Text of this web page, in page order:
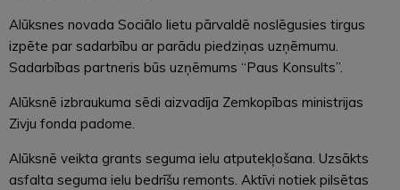
Alūksnes novada Sociālo lietu pārvaldē noslēgusies tirgus
izpēte par sadarbību ar parādu piedziņas uzņēmumu.
Sadarbības partneris būs uzņēmums “Paus Konsults”.
Alūksnē izbraukuma sēdi aizvadīja Zemkopības ministrijas
Zivju fonda padome.
Alūksnē veikta grants seguma ielu atputekļošana. Uzsākts
asfalta seguma ielu bedrīšu remonts. Aktīvi notiek pilsētas